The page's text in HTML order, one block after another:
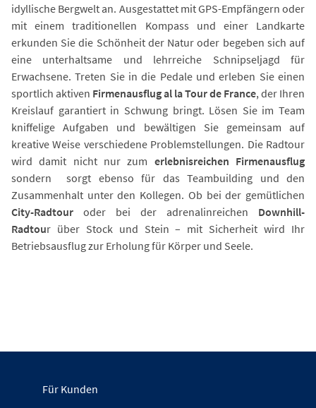
idyllische Bergwelt an. Ausgestattet mit GPS-Empfängern oder
mit einem traditionellen Kompass und einer Landkarte
erkunden Sie die Schönheit der Natur oder begeben sich auf
eine unterhaltsame und lehrreiche Schnipseljagd für
Erwachsene. Treten Sie in die Pedale und erleben Sie einen
sportlich aktiven Firmenausflug al la Tour de France, der Ihren
Kreislauf garantiert in Schwung bringt. Lösen Sie im Team
kniffelige Aufgaben und bewältigen Sie gemeinsam auf
kreative Weise verschiedene Problemstellungen. Die Radtour
wird damit nicht nur zum erlebnisreichen Firmenausflug
sondern sorgt ebenso für das Teambuilding und den
Zusammenhalt unter den Kollegen. Ob bei der gemütlichen
City-Radtour oder bei der adrenalinreichen Downhill-
Radtour über Stock und Stein – mit Sicherheit wird Ihr
Betriebsausflug zur Erholung für Körper und Seele.
Für Kunden